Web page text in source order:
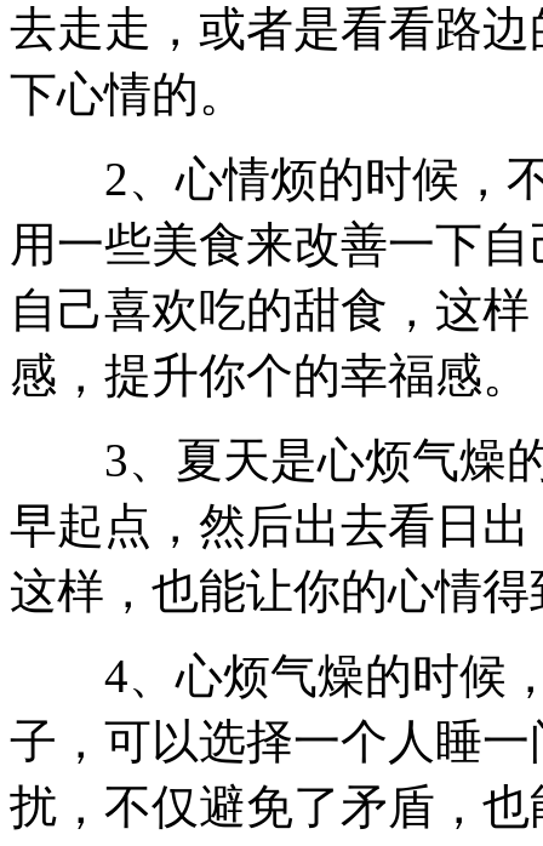
去走走，或者是看看路
下心情的。
2、心情烦的时候，不
用一些美食来改善一下
自己喜欢吃的甜食，这
感，提升你个的幸福感。
3、夏天是心烦气燥的
早起点，然后出去看日
这样，也能让你的心情
4、心烦气燥的时候，
子，可以选择一个人睡
扰，不仅避免了矛盾，